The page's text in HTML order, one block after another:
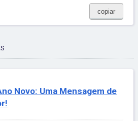
copiar
Novo: Uma Mensagem de